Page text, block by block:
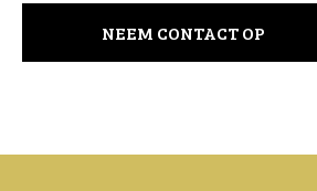
NEEM CONTACT OP